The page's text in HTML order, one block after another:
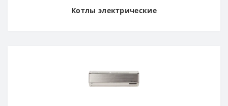
Котлы электрические